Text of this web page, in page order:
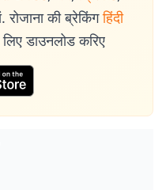
की ब्रेकिंग हिंदी
डाउनलोड करिए